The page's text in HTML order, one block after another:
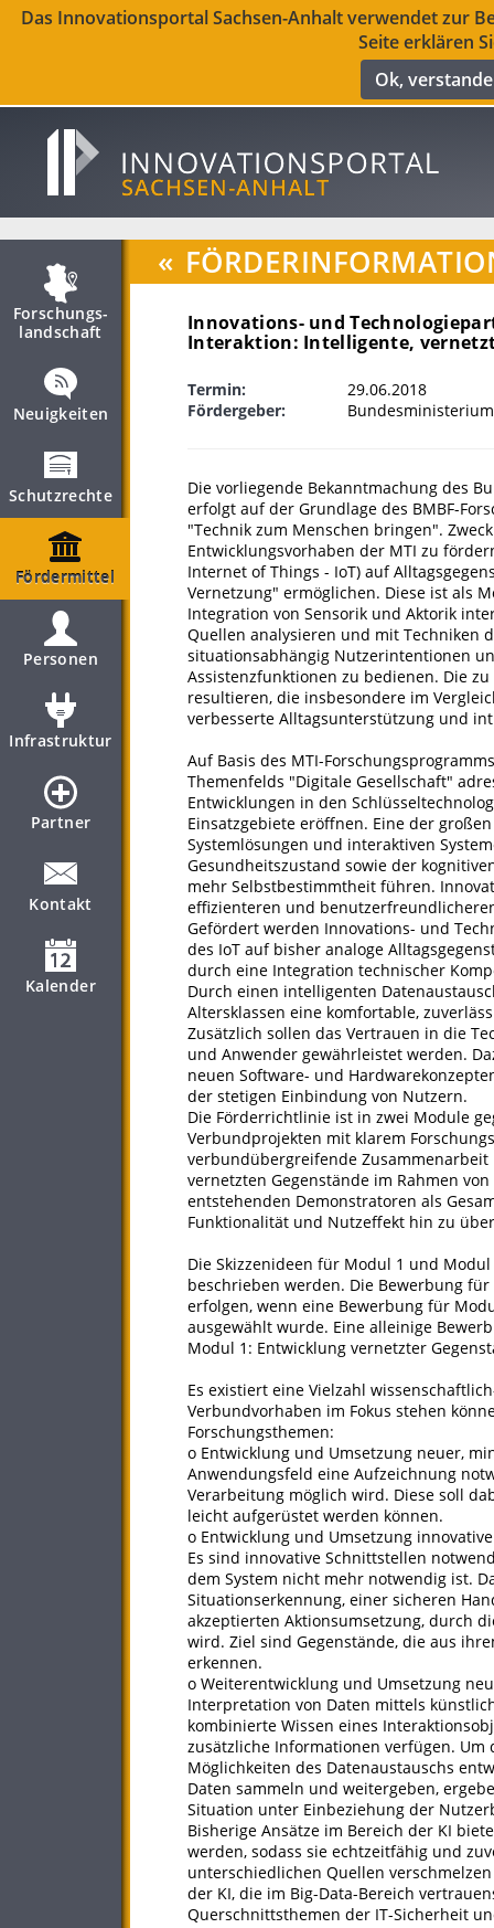
Das Innovationsportal Sachsen-Anhalt verwendet zur
Seite erklären
Ok,
Forschungs­
landschaft
Neuigkeiten
Schutzrechte
Fördermittel
Personen
Infrastruktur
Partner
Kontakt
Kalender
«
Innovations- und
Interaktion: Intelligente,
Termin:
29.06.2018
Fördergeber:
Die vorliegende Bekanntmachung des
erfolgt auf der Grundlage des BMBF-
"Technik zum Menschen bringen".
Entwicklungsvorhaben der MTI zu
Internet of Things - IoT) auf
Vernetzung" ermöglichen. Diese ist als
Integration von Sensorik und Aktorik
Quellen analysieren und mit Techniken
situationsabhängig Nutzerintentionen
Assistenzfunktionen zu bedienen. Die
resultieren, die insbesondere im
verbesserte Alltagsunterstützung und
Auf Basis des MTI-
Themenfelds "Digitale Gesellschaft"
Entwicklungen in den
Einsatzgebiete eröffnen. Eine der
Systemlösungen und interaktiven
Gesundheitszustand sowie der
mehr Selbstbestimmtheit führen.
effizienteren und
Gefördert werden Innovations- und
des IoT auf bisher analoge
durch eine Integration technischer
Durch einen intelligenten
Altersklassen eine komfortable,
Zusätzlich sollen das Vertrauen in die
und Anwender gewährleistet werden.
neuen Software- und
der stetigen Einbindung von Nutzern.
Die Förderrichtlinie ist in zwei Module
Verbundprojekten mit klarem
verbundübergreifende
vernetzten Gegenstände im Rahmen
entstehenden Demonstratoren als
Funktionalität und Nutzeffekt hin zu
Die Skizzenideen für Modul 1 und
beschrieben werden. Die Bewerbung
erfolgen, wenn eine Bewerbung für
ausgewählt wurde. Eine alleinige
Modul 1: Entwicklung vernetzter
Es existiert eine Vielzahl
Verbundvorhaben im Fokus stehen
Forschungsthemen:
o Entwicklung und Umsetzung neuer,
Anwendungsfeld eine Aufzeichnung
Verarbeitung möglich wird. Diese soll
leicht aufgerüstet werden können.
o Entwicklung und Umsetzung
Es sind innovative Schnittstellen
dem System nicht mehr notwendig ist.
Situationserkennung, einer sicheren
akzeptierten Aktionsumsetzung, durch
wird. Ziel sind Gegenstände, die aus
erkennen.
o Weiterentwicklung und Umsetzung
Interpretation von Daten mittels
kombinierte Wissen eines
zusätzliche Informationen verfügen. Um
Möglichkeiten des Datenaustauschs
Daten sammeln und weitergeben,
Situation unter Einbeziehung der
Bisherige Ansätze im Bereich der KI
werden, sodass sie echtzeitfähig und
unterschiedlichen Quellen
der KI, die im Big-Data-Bereich
Querschnittsthemen der IT-Sicherheit